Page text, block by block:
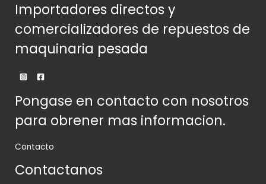
Importadores directos y
comercializadores de repuestos de
maquinaria pesada
Pongase en contacto con nosotros
para obrener mas informacion.
Contacto
Contactanos